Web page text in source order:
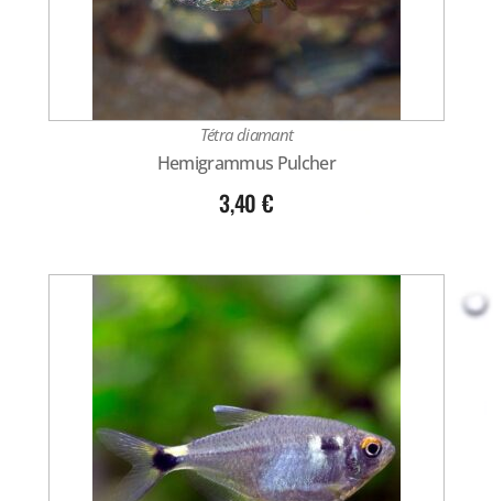
Tétra diamant
Hemigrammus Pulcher
3,40€